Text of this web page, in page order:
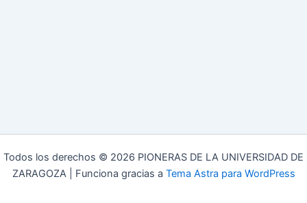
Todos los derechos © 2026 PIONERAS DE LA UNIVERSIDAD DE
ZARAGOZA | Funciona gracias a Tema Astra para WordPress